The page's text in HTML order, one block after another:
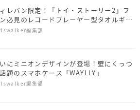
レバン限定！『トイ・ストーリー2』フ
必見のレコードプレーヤー型タオルギフ
お目見え
編集部
にミニオンデザインが登場！壁にくっつ
題のスマホケース「WAYLLY」
編集部